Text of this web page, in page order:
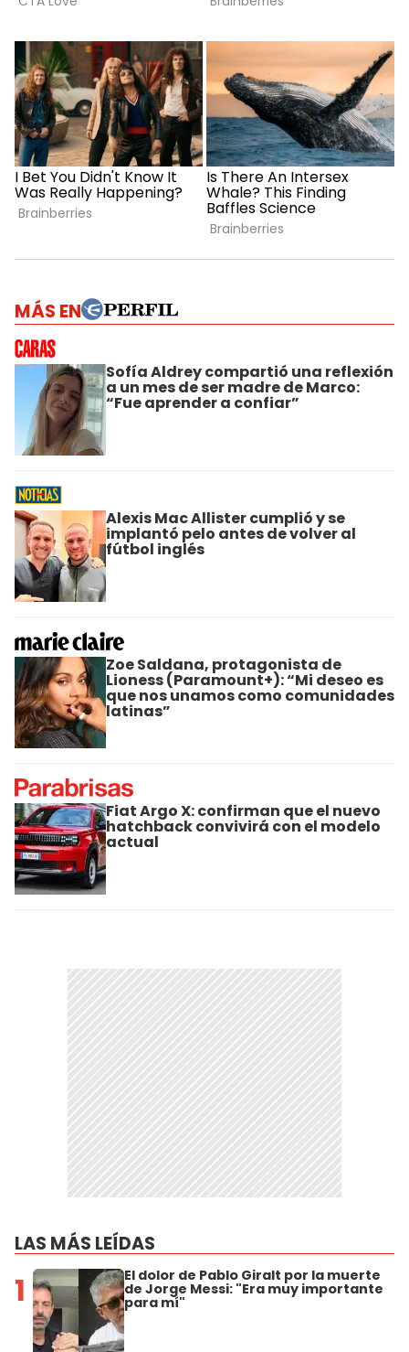
MÁS EN
Sofía Aldrey compartió una reflexión
a un mes de ser madre de Marco:
“Fue aprender a confiar”
Alexis Mac Allister cumplió y se
implantó pelo antes de volver al
fútbol inglés
Zoe Saldana, protagonista de
Lioness (Paramount+): “Mi deseo es
que nos unamos como comunidades
latinas”
Fiat Argo X: confirman que el nuevo
hatchback convivirá con el modelo
actual
LAS MÁS LEÍDAS
1 El dolor de Pablo Giralt por la muerte
de Jorge Messi: "Era muy importante
para mí"